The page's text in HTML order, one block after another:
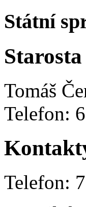
Státní
Tomáš
Telefon:
Telefon: